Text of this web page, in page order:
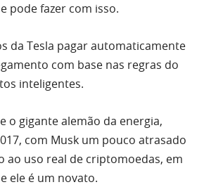
pode fazer com isso.
da Tesla pagar automaticamente
com base nas regras do
inteligentes.
o gigante alemão da energia,
com Musk um pouco atrasado
ao uso real de criptomoedas, em
ele é um novato.